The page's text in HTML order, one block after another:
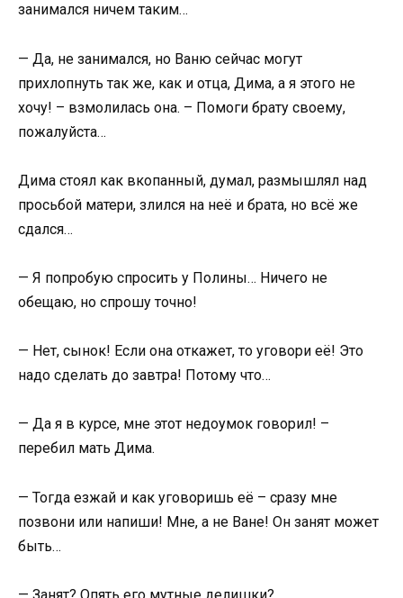
занимался ничем таким…
— Да, не занимался, но Ваню сейчас могут
прихлопнуть так же, как и отца, Дима, а я этого не
хочу! – взмолилась она. – Помоги брату своему,
пожалуйста…
Дима стоял как вкопанный, думал, размышлял над
просьбой матери, злился на неё и брата, но всё же
сдался…
— Я попробую спросить у Полины… Ничего не
обещаю, но спрошу точно!
— Нет, сынок! Если она откажет, то уговори её! Это
надо сделать до завтра! Потому что…
— Да я в курсе, мне этот недоумок говорил! –
перебил мать Дима.
— Тогда езжай и как уговоришь её – сразу мне
позвони или напиши! Мне, а не Ване! Он занят может
быть…